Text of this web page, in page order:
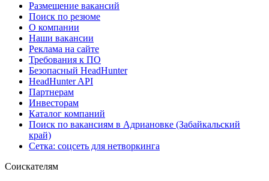
Размещение вакансий
Поиск по резюме
О компании
Наши вакансии
Реклама на сайте
Требования к ПО
Безопасный HeadHunter
HeadHunter API
Партнерам
Инвесторам
Каталог компаний
Поиск по вакансиям в Адриановке (Забайкальский
край)
Сетка: соцсеть для нетворкинга
Соискателям